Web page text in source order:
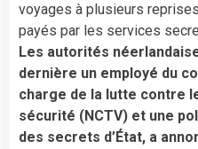
voyages à plusieurs
payés par les services
Les autorités
dernière un employé du
charge de la lutte contre
sécurité (NCTV) et une
des secrets d’État, a